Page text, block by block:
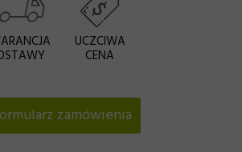
UCZCIWA
CENA
zamówienia